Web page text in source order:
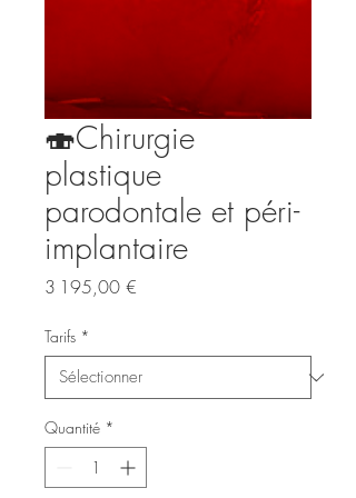
🍣Chirurgie
plastique
parodontale et péri-
implantaire
3 195,00 €
Tarifs *
Quantité *